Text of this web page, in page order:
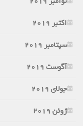
اکتبر 2019
سپتامبر 2019
آگوست 2019
جولای 2019
ژوئن 2019